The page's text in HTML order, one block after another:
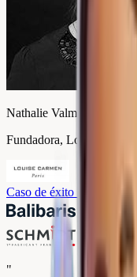
Nathalie Valmary
Fundadora, Louise Carmen
Caso de éxito
"